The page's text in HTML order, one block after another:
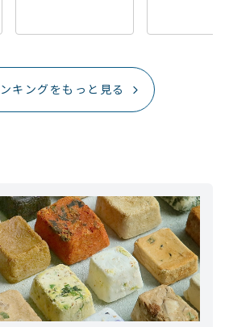
キングをもっと見る